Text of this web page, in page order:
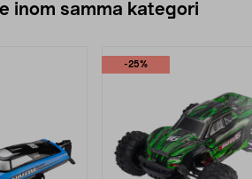
inom samma kategori
-25%